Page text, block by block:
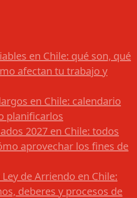
en Chile: qué son, qué
afectan tu trabajo y
en Chile: calendario
planificarlos
2027 en Chile: todos
aprovechar los fines de
de Arriendo en Chile:
deberes y procesos de